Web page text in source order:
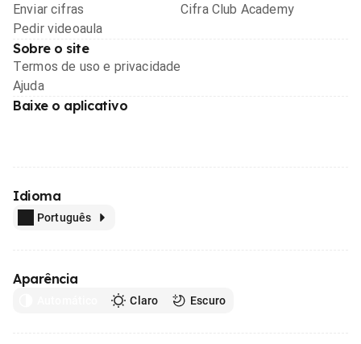
Enviar cifras
Pedir videoaula
Cifra Club Academy
Sobre o site
Termos de uso e privacidade
Ajuda
Baixe o aplicativo
Idioma
Português
Aparência
Claro Escuro